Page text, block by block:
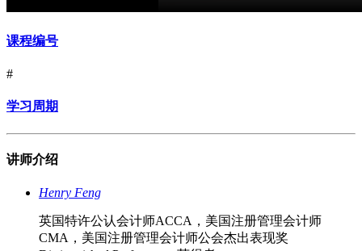
课程编号
#
学习周期
讲师介绍
Henry Feng
英国特许公认会计师ACCA，美国注册管理会计师
CMA，美国注册管理会计师公会杰出表现奖